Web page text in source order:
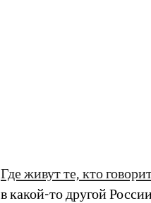
Где живут те, кто
в какой-то другой